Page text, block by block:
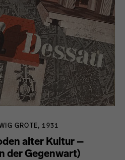
GROTE, 1931
alter Kultur –
der Gegenwart)